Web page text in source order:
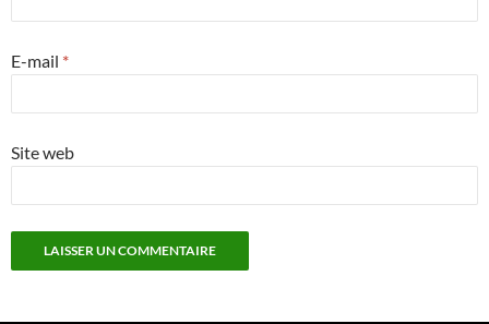
E-mail *
Site web